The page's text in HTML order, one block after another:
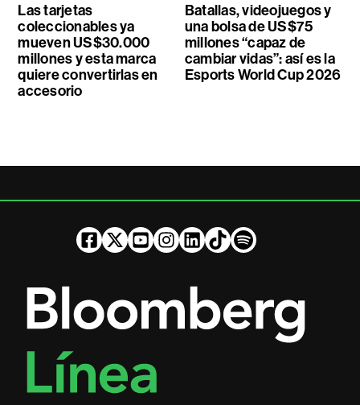
Las tarjetas
coleccionables ya
mueven US$30.000
millones y esta marca
quiere convertirlas en
accesorio
Batallas, videojuegos y
una bolsa de US$75
millones “capaz de
cambiar vidas”: así es la
Esports World Cup 2026